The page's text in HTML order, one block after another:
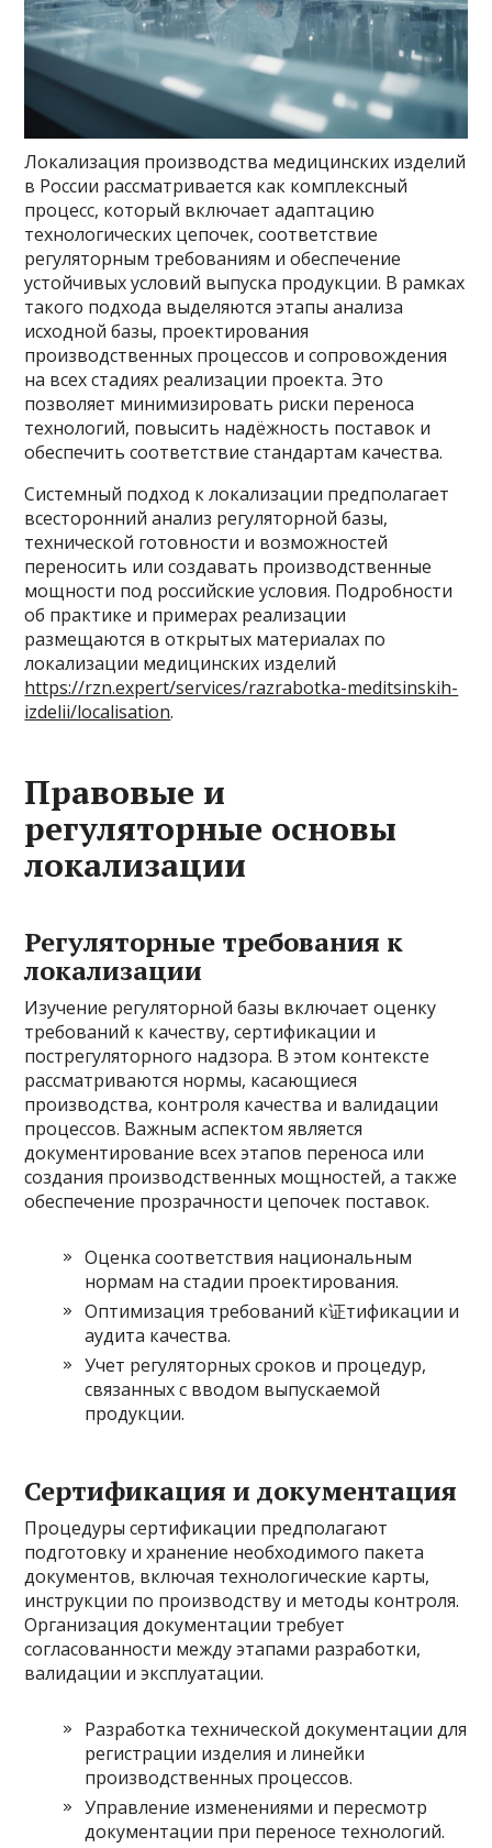
Локализация производства медицинских изделий
в России рассматривается как комплексный
процесс, который включает адаптацию
технологических цепочек, соответствие
регуляторным требованиям и обеспечение
устойчивых условий выпуска продукции. В рамках
такого подхода выделяются этапы анализа
исходной базы, проектирования
производственных процессов и сопровождения
на всех стадиях реализации проекта. Это
позволяет минимизировать риски переноса
технологий, повысить надёжность поставок и
обеспечить соответствие стандартам качества.
Системный подход к локализации предполагает
всесторонний анализ регуляторной базы,
технической готовности и возможностей
переносить или создавать производственные
мощности под российские условия. Подробности
об практике и примерах реализации
размещаются в открытых материалах по
локализации медицинских изделий
https://rzn.expert/services/razrabotka-meditsinskih-
izdelii/localisation.
Правовые и
регуляторные основы
локализации
Регуляторные требования к
локализации
Изучение регуляторной базы включает оценку
требований к качеству, сертификации и
пострегуляторного надзора. В этом контексте
рассматриваются нормы, касающиеся
производства, контроля качества и валидации
процессов. Важным аспектом является
документирование всех этапов переноса или
создания производственных мощностей, а также
обеспечение прозрачности цепочек поставок.
Оценка соответствия национальным
нормам на стадии проектирования.
Оптимизация требований к证тификации и
аудита качества.
Учет регуляторных сроков и процедур,
связанных с вводом выпускаемой
продукции.
Сертификация и документация
Процедуры сертификации предполагают
подготовку и хранение необходимого пакета
документов, включая технологические карты,
инструкции по производству и методы контроля.
Организация документации требует
согласованности между этапами разработки,
валидации и эксплуатации.
Разработка технической документации для
регистрации изделия и линейки
производственных процессов.
Управление изменениями и пересмотр
документации при переносе технологий.